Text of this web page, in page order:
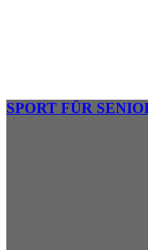
SPORT FÜR